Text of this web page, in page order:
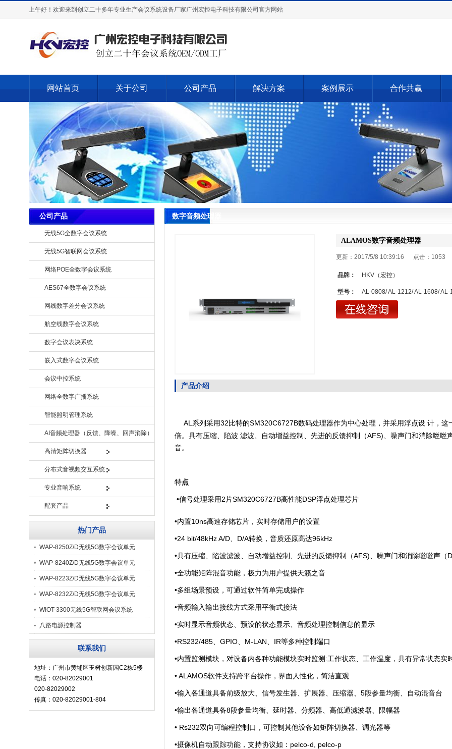
上午好！欢迎来到创立二十多年专业生产会议系统设备厂家广州宏控电子科技有限公司官方网站
网站首页 关于公司 公司产品 解决方案 案例展示 合作共赢
公司产品
无线5G全数字会议系统
无线5G智联网会议系统
网络POE全数字会议系统
AES67全数字会议系统
网线数字差分会议系统
航空线数字会议系统
数字会议表决系统
嵌入式数字会议系统
会议中控系统
网络全数字广播系统
智能照明管理系统
AI音频处理器（反馈、降噪、回声消除）
高清矩阵切换器
分布式音视频交互系统
专业音响系统
配套产品
热门产品
WAP-8250Z/D无线5G数字会议单元
WAP-8240Z/D无线5G数字会议单元
WAP-8223Z/D无线5G数字会议单元
WAP-8232Z/D无线5G数字会议单元
WIOT-3300无线5G智联网会议系统
八路电源控制器
联系我们
地址：广州市黄埔区玉树创新园C2栋5楼
电话：020-82029001
020-82029002
传真：020-82029001-804
数字音频处理器
ALAMOS数字音频处理器
更新：2017/5/8 10:39:16 点击： 1053
品牌： HKV（宏控）
型号： AL-0808/ AL-1212/ AL-1608/ AL-
产品介绍
AL系列采用32比特的SM320C6727B数码处理器作为中心处理，并采用浮点设 计，
倍。具有压缩、陷波 滤波、自动增益控制、先进的反馈抑制（AFS)、噪声门和消除咝
音。
特点
•信号处理采用2片SM320C6727B高性能DSP浮点处理芯片
•内置10ns高速存储芯片，实时存储用户的设置
•24 bit/48kHz A/D、D/A转换，音质还原高达96kHz
•具有压缩、陷波滤波、自动增益控制、先进的反馈抑制（AFS)、噪声门和消除咝咝声（
•全功能矩阵混音功能，极力为用户提供天籁之音
•多组场景预设，可通过软件简单完成操作
•音频输入输出接线方式采用平衡式接法
•实时显示音频状态、预设的状态显示、音频处理控制信息的显示
•RS232/485、GPIO、M-LAN、IR等多种控制端口
•内置监测模块，对设备内各种功能模块实时监测:工作状态、工作温度，具有异常状态实
• ALAMOS软件支持跨平台操作，界面人性化，简洁直观
•输入各通道具备前级放大、信号发生器、扩展器、压缩器、5段参量均衡、自动混音台
•输出各通道具备8段参量均衡、延时器、分频器、高低通滤波器、限幅器
• Rs232双向可编程控制口，可控制其他设备如矩阵切换器、调光器等
•摄像机自动跟踪功能，支持协议如：pelco-d, pelco-p